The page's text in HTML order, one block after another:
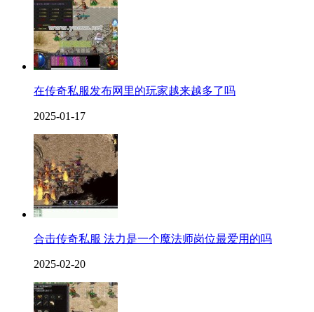
在传奇私服发布网里的玩家越来越多了吗
2025-01-17
合击传奇私服 法力是一个魔法师岗位最爱用的吗
2025-02-20